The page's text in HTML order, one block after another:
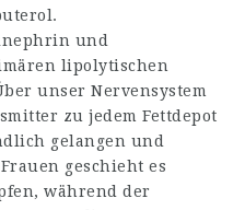
und
lipolytischen
unser Nervensystem
zu jedem Fettdepot
gelangen und
geschieht es
während der